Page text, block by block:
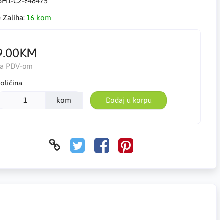
Zaliha: 16 kom
PDV-om
kom Dodaj u korpu